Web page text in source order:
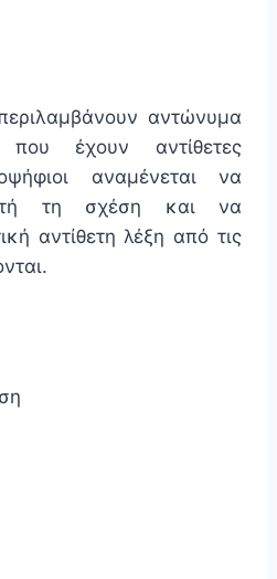
αντώνυμα
που έχουν αντίθετες
αναμένεται να
τη σχέση και να
αντίθετη λέξη από τις